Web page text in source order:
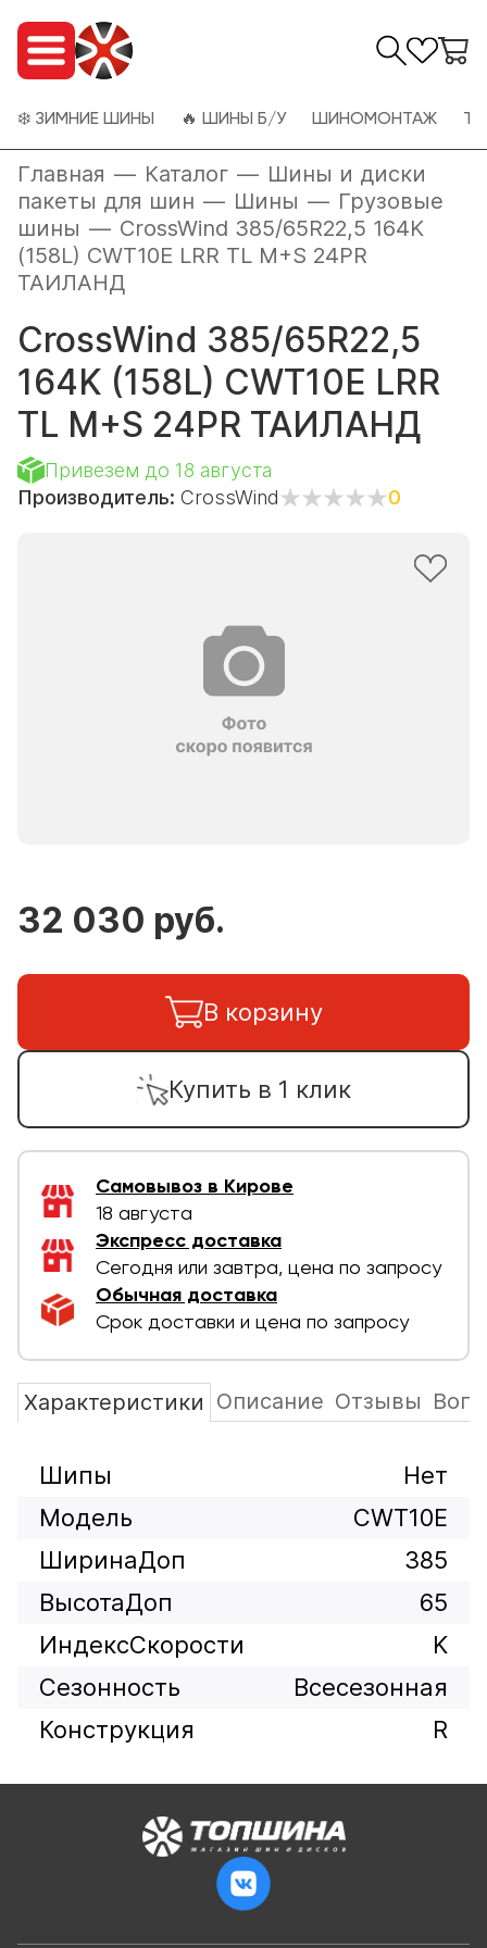
❄️ ЗИМНИЕ ШИНЫ 🔥 ШИНЫ Б/У ШИНОМОНТАЖ
Главная — Каталог — Шины и диски
пакеты для шин — Шины — Грузовые
шины — CrossWind 385/65R22,5 164K
(158L) CWT10E LRR TL M+S 24PR
ТАИЛАНД
CrossWind 385/65R22,5
164K (158L) CWT10E LRR
TL M+S 24PR ТАИЛАНД
Привезем до 18 августа
Производитель: CrossWind 0
32 030 руб.
В корзину
Купить в 1 клик
Самовывоз в Кирове
18 августа
Экспресс доставка
Сегодня или завтра, цена по запросу
Обычная доставка
Срок доставки и цена по запросу
Характеристики Описание Отзывы
Шипы
Нет
Модель
CWT10E
ШиринаДоп
385
ВысотаДоп
65
ИндексСкорости
K
Сезонность
Всесезонная
Конструкция
R